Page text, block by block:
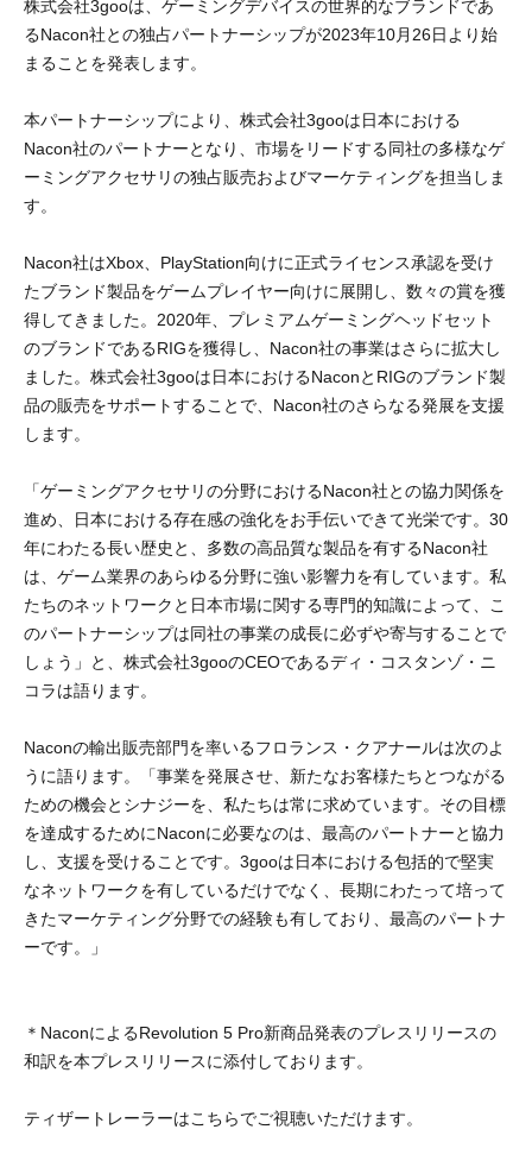
株式会社3gooは、ゲーミングデバイスの世界的なブランドであ
るNacon社との独占パートナーシップが2023年10月26日より始
まることを発表します。
本パートナーシップにより、株式会社3gooは日本における
Nacon社のパートナーとなり、市場をリードする同社の多様なゲ
ーミングアクセサリの独占販売およびマーケティングを担当しま
す。
Nacon社はXbox、PlayStation向けに正式ライセンス承認を受け
たブランド製品をゲームプレイヤー向けに展開し、数々の賞を獲
得してきました。2020年、プレミアムゲーミングヘッドセット
のブランドであるRIGを獲得し、Nacon社の事業はさらに拡大し
ました。株式会社3gooは日本におけるNaconとRIGのブランド製
品の販売をサポートすることで、Nacon社のさらなる発展を支援
します。
「ゲーミングアクセサリの分野におけるNacon社との協力関係を
進め、日本における存在感の強化をお手伝いできて光栄です。30
年にわたる長い歴史と、多数の高品質な製品を有するNacon社
は、ゲーム業界のあらゆる分野に強い影響力を有しています。私
たちのネットワークと日本市場に関する専門的知識によって、こ
のパートナーシップは同社の事業の成長に必ずや寄与することで
しょう」と、株式会社3gooのCEOであるディ・コスタンゾ・ニ
コラは語ります。
Naconの輸出販売部門を率いるフロランス・クアナールは次のよ
うに語ります。「事業を発展させ、新たなお客様たちとつながる
ための機会とシナジーを、私たちは常に求めています。その目標
を達成するためにNaconに必要なのは、最高のパートナーと協力
し、支援を受けることです。3gooは日本における包括的で堅実
なネットワークを有しているだけでなく、長期にわたって培って
きたマーケティング分野での経験も有しており、最高のパートナ
ーです。」
＊NaconによるRevolution 5 Pro新商品発表のプレスリリースの
和訳を本プレスリリースに添付しております。
ティザートレーラーはこちらでご視聴いただけます。